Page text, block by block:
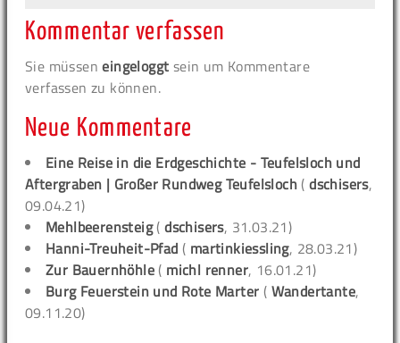
Kommentar verfassen
Sie müsseneingeloggt sein um Kommentare
verfassen zu können.
Neue Kommentare
Eine Reise in die Erdgeschichte - Teufelsloch und
Aftergraben | Großer Rundweg Teufelsloch (dschisers,
09.04.21)
Mehlbeerensteig(dschisers, 31.03.21)
Hanni-Treuheit-Pfad ( martinkiessling, 28.03.21)
Zur Bauernhöhle ( michl renner, 16.01.21)
Burg Feuerstein und Rote Marter ( Wandertante,
09.11.20)